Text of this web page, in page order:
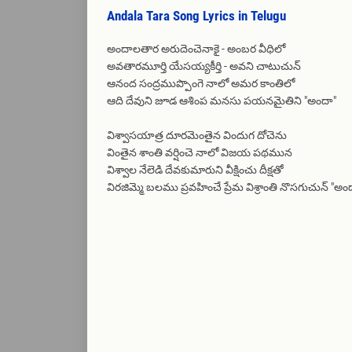
Andala Tara Song Lyrics in Telugu
అందాలతార అరుదెంచెనాకై - అంబర వీధిలో
అవతారమూర్తి యేసయ్యకీర్తి - అవని చాటుచున్
ఆనంద సంద్రముప్పొంగె నాలో అమర కాంతిలో
ఆది దేవుని జూడ ఆశింప మనసు పయనమైతిని "అందా"
విశ్వాసయాత్ర దూరమెంతైన విందుగ దోచెను
వింతైన శాంతి వర్షించె నాలో విజయ పథమున
విశ్వాల నేలెడి దేవకుమారుని వీక్షించు దీక్షతో
విరజిమ్మె బలము ప్రవహించే ప్రేమ విశ్రాంతి నొసగుచున్